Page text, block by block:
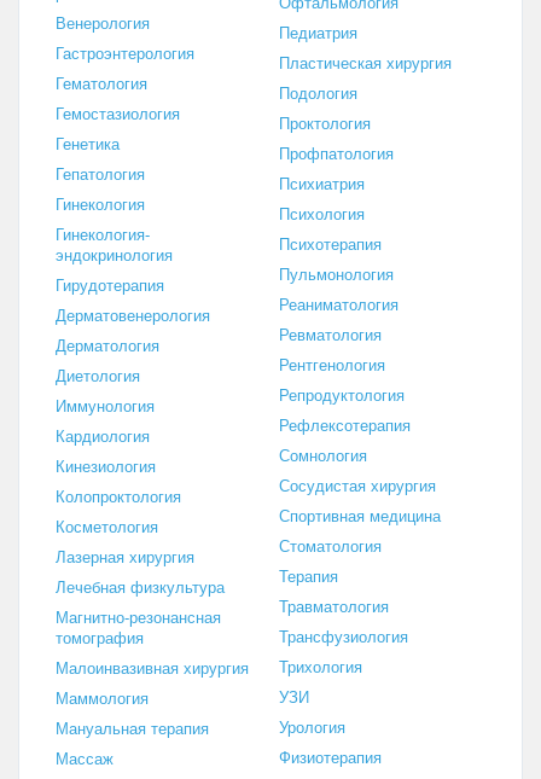
Венерология
Гастроэнтерология
Гематология
Гемостазиология
Генетика
Гепатология
Гинекология
Гинекология-
эндокринология
Гирудотерапия
Дерматовенерология
Дерматология
Диетология
Иммунология
Кардиология
Кинезиология
Колопроктология
Косметология
Лазерная хирургия
Лечебная физкультура
Магнитно-резонансная
томография
Малоинвазивная хирургия
Маммология
Мануальная терапия
Массаж
Педиатрия
Пластическая хирургия
Подология
Проктология
Профпатология
Психиатрия
Психология
Психотерапия
Пульмонология
Реаниматология
Ревматология
Рентгенология
Репродуктология
Рефлексотерапия
Сомнология
Сосудистая хирургия
Спортивная медицина
Стоматология
Терапия
Травматология
Трансфузиология
Трихология
УЗИ
Урология
Физиотерапия